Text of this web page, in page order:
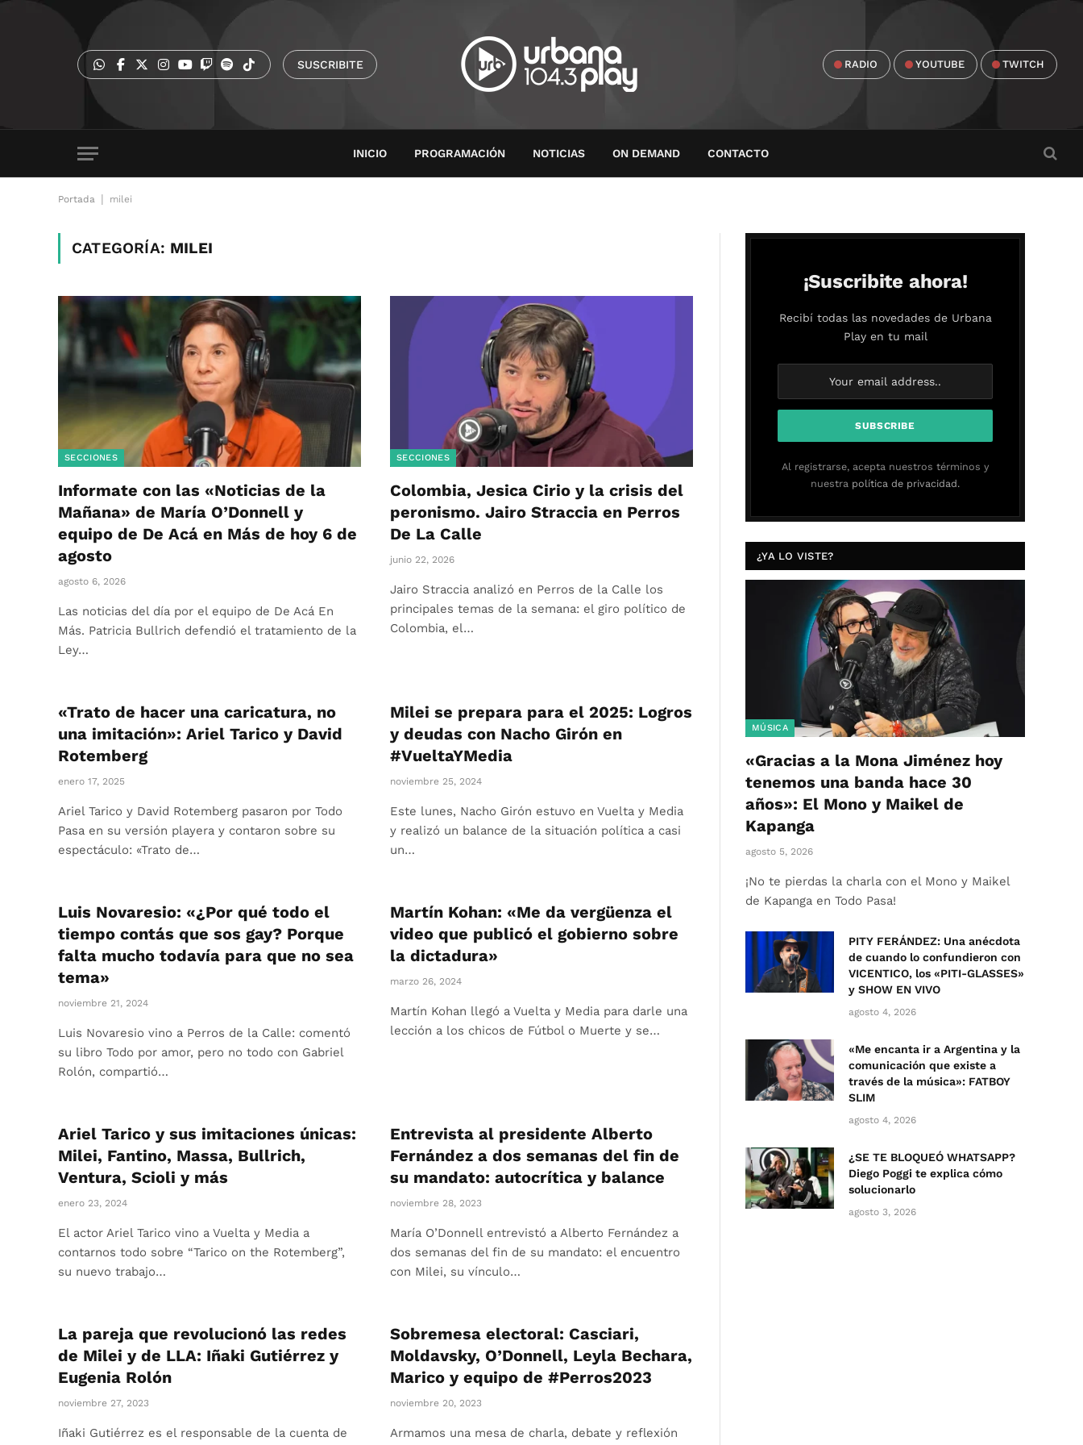
SUSCRIBITE RADIO YOUTUBE TWITCH
INICIO PROGRAMACIÓN NOTICIAS ON DEMAND CONTACTO
Portada milei
CATEGORÍA: MILEI
SECCIONES
Informate con las «Noticias de la
Mañana» de María O’Donnell y
equipo de De Acá en Más de hoy 6 de
agosto
agosto 6, 2026
Las noticias del día por el equipo de De Acá En
Más. Patricia Bullrich defendió el tratamiento de la
Ley…
SECCIONES
Colombia, Jesica Cirio y la crisis del
peronismo. Jairo Straccia en Perros
De La Calle
junio 22, 2026
Jairo Straccia analizó en Perros de la Calle los
principales temas de la semana: el giro político de
Colombia, el…
«Trato de hacer una caricatura, no
una imitación»: Ariel Tarico y David
Rotemberg
enero 17, 2025
Ariel Tarico y David Rotemberg pasaron por Todo
Pasa en su versión playera y contaron sobre su
espectáculo: «Trato de…
Milei se prepara para el 2025: Logros
y deudas con Nacho Girón en
#VueltaYMedia
noviembre 25, 2024
Este lunes, Nacho Girón estuvo en Vuelta y Media
y realizó un balance de la situación política a casi
un…
Luis Novaresio: «¿Por qué todo el
tiempo contás que sos gay? Porque
falta mucho todavía para que no sea
tema»
noviembre 21, 2024
Luis Novaresio vino a Perros de la Calle: comentó
su libro Todo por amor, pero no todo con Gabriel
Rolón, compartió…
Martín Kohan: «Me da vergüenza el
video que publicó el gobierno sobre
la dictadura»
marzo 26, 2024
Martín Kohan llegó a Vuelta y Media para darle una
lección a los chicos de Fútbol o Muerte y se…
Ariel Tarico y sus imitaciones únicas:
Milei, Fantino, Massa, Bullrich,
Ventura, Scioli y más
enero 23, 2024
El actor Ariel Tarico vino a Vuelta y Media a
contarnos todo sobre “Tarico on the Rotemberg”,
su nuevo trabajo…
Entrevista al presidente Alberto
Fernández a dos semanas del fin de
su mandato: autocrítica y balance
noviembre 28, 2023
María O’Donnell entrevistó a Alberto Fernández a
dos semanas del fin de su mandato: el encuentro
con Milei, su vínculo…
La pareja que revolucionó las redes
de Milei y de LLA: Iñaki Gutiérrez y
Eugenia Rolón
noviembre 27, 2023
Iñaki Gutiérrez es el responsable de la cuenta de
Sobremesa electoral: Casciari,
Moldavsky, O’Donnell, Leyla Bechara,
Marico y equipo de #Perros2023
noviembre 20, 2023
Armamos una mesa de charla, debate y reflexión
¡Suscribite ahora!
Recibí todas las novedades de Urbana
Play en tu mail
Al registrarse, acepta nuestros términos y
nuestra política de privacidad.
¿YA LO VISTE?
MÚSICA
«Gracias a la Mona Jiménez hoy
tenemos una banda hace 30
años»: El Mono y Maikel de
Kapanga
agosto 5, 2026
¡No te pierdas la charla con el Mono y Maikel
de Kapanga en Todo Pasa!
PITY FERÁNDEZ: Una anécdota
de cuando lo confundieron con
VICENTICO, los «PITI-GLASSES»
y SHOW EN VIVO
agosto 4, 2026
«Me encanta ir a Argentina y la
comunicación que existe a
través de la música»: FATBOY
SLIM
agosto 4, 2026
¿SE TE BLOQUEÓ WHATSAPP?
Diego Poggi te explica cómo
solucionarlo
agosto 3, 2026